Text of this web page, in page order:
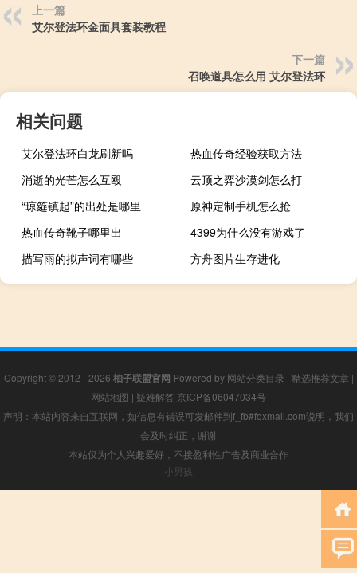
上一篇
艾尔登法环金面具套装教程
下一篇
召唤道具怎么用 艾尔登法环
相关问题
艾尔登法环白龙刷新吗
热血传奇经验获取方法
消逝的光芒怎么互殴
云顶之弈沙漠剑怎么打
“琼筵镇起”的出处是哪里
原神定制手机怎么抢
热血传奇靴子哪里出
4399为什么没有游戏了
描写雨的拟声词有哪些
方舟图片生存进化
Copyright © 2012 - 2026 柚子联盟官网 Powered by 网站分类目录 | 精选推荐文章 |
网站地图 | 疑难解答 京ICP备06047034号
声明：本站内容来自互联网，如信息有错误可发邮件到f_fb#foxmail.com说明，我们
会及时纠正，谢谢
本站仅为个人兴趣爱好，不接盈利性广告及商业合作
小男孩